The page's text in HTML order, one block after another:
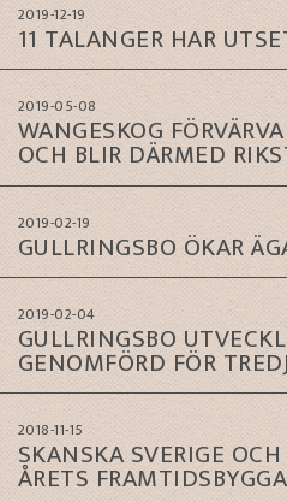
2019-12-19
11 TALANGER HAR
2019-05-08
WANGESKOG
OCH BLIR DÄRMED
2019-02-19
GULLRINGSBO ÖKAR
2019-02-04
GULLRINGSBO
GENOMFÖRD FÖR
2018-11-15
SKANSKA SVERIGE
ÅRETS